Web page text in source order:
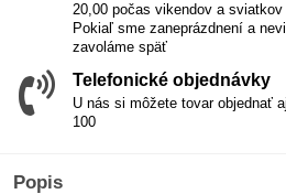
20,00 počas vikendov a
Pokiaľ sme zaneprázdnení a
zavoláme späť
Telefonické objednávky
U nás si môžete tovar objednať
100
Popis